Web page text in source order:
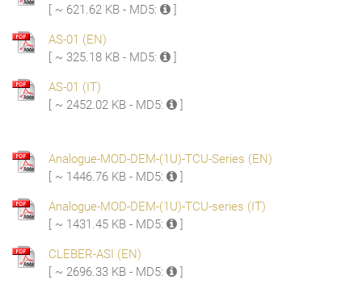
[ ~ 621.62 KB - MD5:
]
AS-01 (EN)
[ ~ 325.18 KB - MD5:
]
AS-01 (IT)
[ ~ 2452.02 KB - MD5:
]
Analogue-MOD-DEM-(1U)-TCU-Series (EN)
[ ~ 1446.76 KB - MD5:
]
Analogue-MOD-DEM-(1U)-TCU-series (IT)
[ ~ 1431.45 KB - MD5:
]
CLEBER-ASI (EN)
[ ~ 2696.33 KB - MD5:
]